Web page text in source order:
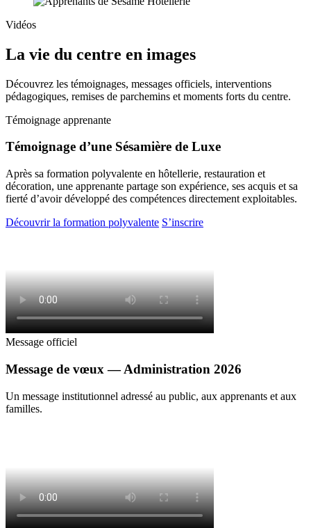
Vidéos
La vie du centre en images
Découvrez les témoignages, messages officiels, interventions
pédagogiques, remises de parchemins et moments forts du centre.
Témoignage apprenante
Témoignage d’une Sésamière de Luxe
Après sa formation polyvalente en hôtellerie, restauration et
décoration, une apprenante partage son expérience, ses acquis et sa
fierté d’avoir développé des compétences directement exploitables.
Découvrir la formation polyvalente S’inscrire
Message officiel
Message de vœux — Administration 2026
Un message institutionnel adressé au public, aux apprenants et aux
familles.